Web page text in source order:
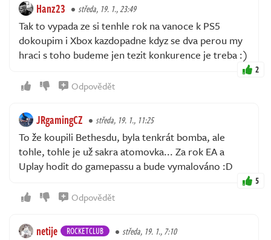
Hanz23 středa, 19. 1., 23:49
Tak to vypada ze si tenhle rok na vanoce k PS5
dokoupim i Xbox kazdopadne kdyz se dva perou my
hraci s toho budeme jen tezit konkurence je treba :)
2
Odpovědět
JRgamingCZ středa, 19. 1., 11:25
To že koupili Bethesdu, byla tenkrát bomba, ale
tohle, tohle je už sakra atomovka... Za rok EA a
Uplay hodit do gamepassu a bude vymalováno :D
5
Odpovědět
netije ROCKETCLUB středa, 19. 1., 7:10